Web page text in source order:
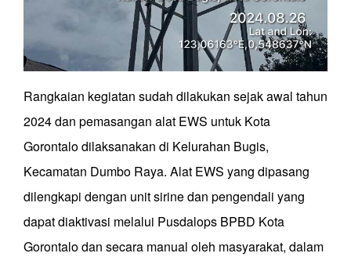
Rangkaian kegiatan sudah dilakukan sejak awal tahun
2024 dan pemasangan alat EWS untuk Kota
Gorontalo dilaksanakan di Kelurahan Bugis,
Kecamatan Dumbo Raya. Alat EWS yang dipasang
dilengkapi dengan unit sirine dan pengendali yang
dapat diaktivasi melalui Pusdalops BPBD Kota
Gorontalo dan secara manual oleh masyarakat, dalam